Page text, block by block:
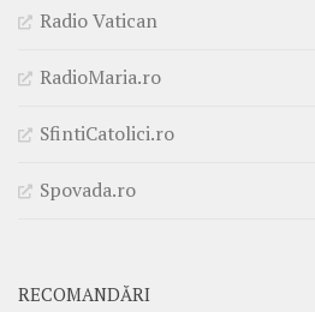
Radio Vatican
RadioMaria.ro
SfintiCatolici.ro
Spovada.ro
RECOMANDĂRI